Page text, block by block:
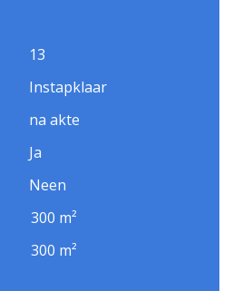
13
Instapklaar
na akte
Ja
Neen
300 m²
300 m²